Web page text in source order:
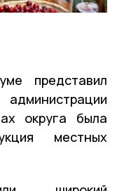
представил
округа была
местных